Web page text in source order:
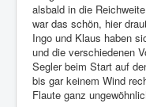
alsbald in die
war das schön, hier
Ingo und Klaus haben
und die verschiedenen
Segler beim Start auf
bis gar keinem Wind
Flaute ganz